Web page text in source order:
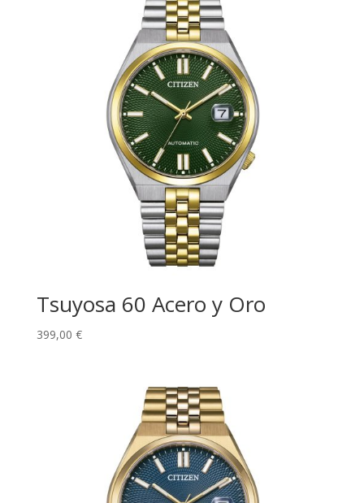
Tsuyosa 60 Acero y Oro
399,00 €